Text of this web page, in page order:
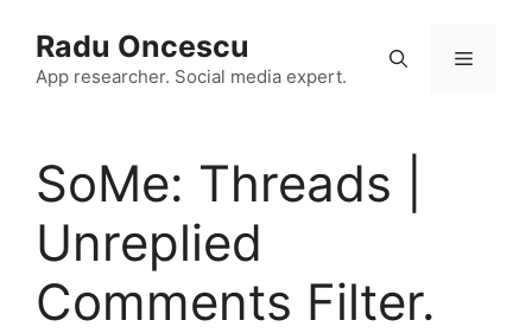
content
Radu Oncescu
App researcher. Social media expert.
Menu
SoMe: Threads |
Unreplied
Comments Filter.